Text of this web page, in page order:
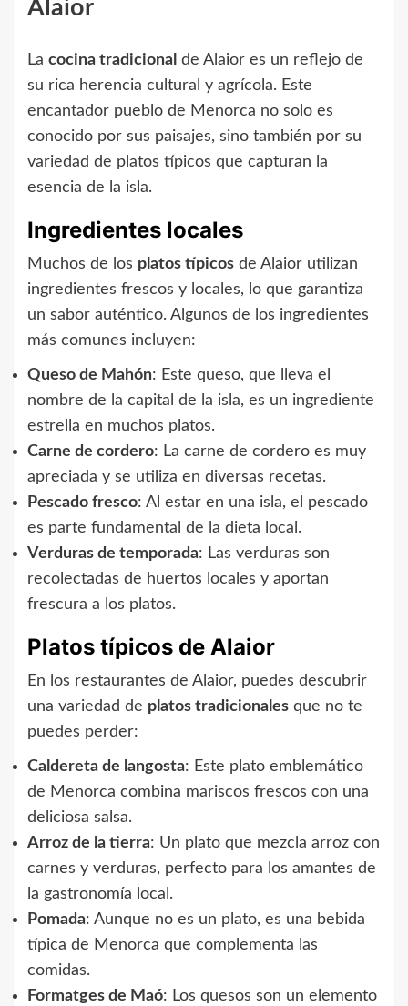
Alaior
La cocina tradicional de Alaior es un reflejo de
su rica herencia cultural y agrícola. Este
encantador pueblo de Menorca no solo es
conocido por sus paisajes, sino también por su
variedad de platos típicos que capturan la
esencia de la isla.
Ingredientes locales
Muchos de los platos típicos de Alaior utilizan
ingredientes frescos y locales, lo que garantiza
un sabor auténtico. Algunos de los ingredientes
más comunes incluyen:
Queso de Mahón: Este queso, que lleva el
nombre de la capital de la isla, es un ingrediente
estrella en muchos platos.
Carne de cordero: La carne de cordero es muy
apreciada y se utiliza en diversas recetas.
Pescado fresco: Al estar en una isla, el pescado
es parte fundamental de la dieta local.
Verduras de temporada: Las verduras son
recolectadas de huertos locales y aportan
frescura a los platos.
Platos típicos de Alaior
En los restaurantes de Alaior, puedes descubrir
una variedad de platos tradicionales que no te
puedes perder:
Caldereta de langosta: Este plato emblemático
de Menorca combina mariscos frescos con una
deliciosa salsa.
Arroz de la tierra: Un plato que mezcla arroz con
carnes y verduras, perfecto para los amantes de
la gastronomía local.
Pomada: Aunque no es un plato, es una bebida
típica de Menorca que complementa las
comidas.
Formatges de Maó: Los quesos son un elemento